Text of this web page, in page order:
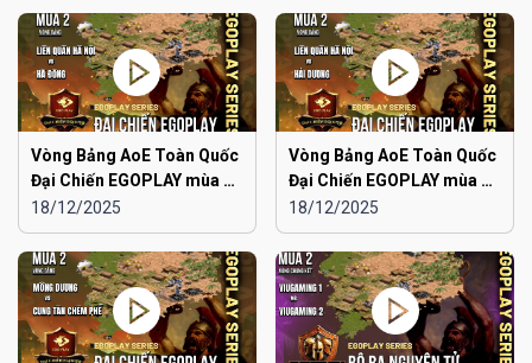
Vòng Bảng AoE Toàn Quốc
Đại Chiến EGOPLAY mùa 2 |
Liên Quân Hà Nội vs Hà
Đông
18/12/2025
Vòng Bảng AoE Toàn Quốc
Đại Chiến EGOPLAY mùa 2 |
Liên Quân Hà Nội vs Hải
Dương
18/12/2025